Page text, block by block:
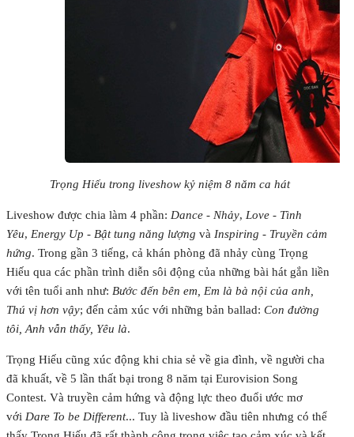
Trọng Hiếu trong liveshow kỷ niệm 8 năm ca hát
Liveshow được chia làm 4 phần: Dance - Nhảy, Love - Tình
Yêu, Energy Up - Bật tung năng lượng và Inspiring - Truyền cảm
hứng. Trong gần 3 tiếng, cả khán phòng đã nhảy cùng Trọng
Hiếu qua các phần trình diễn sôi động của những bài hát gắn liền
với tên tuổi anh như: Bước đến bên em, Em là bà nội của anh,
Thú vị hơn vậy; đến cảm xúc với những bản ballad: Con đường
tôi, Anh vẫn thấy, Yêu là.
Trọng Hiếu cũng xúc động khi chia sẻ về gia đình, về người cha
đã khuất, về 5 lần thất bại trong 8 năm tại Eurovision Song
Contest. Và truyền cảm hứng và động lực theo đuổi ước mơ
với Dare To be Different... Tuy là liveshow đầu tiên nhưng có thể